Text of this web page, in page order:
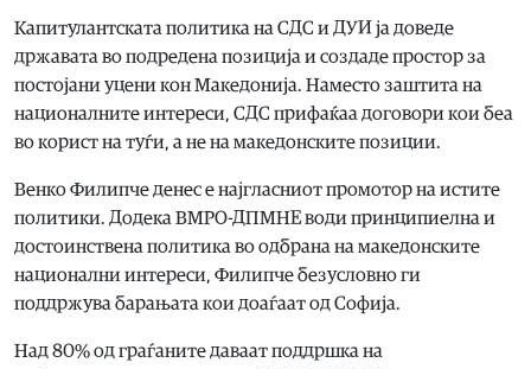
Капитулантската политика на СДС и ДУИ ја доведе
државата во подредена позиција и создаде простор за
постојани уцени кон Македонија. Наместо заштита на
националните интереси, СДС прифаќаа договори кои беа
во корист на туѓи, а не на македонските позиции.
Венко Филипче денес е најгласниот промотор на истите
политики. Додека ВМРО-ДПМНЕ води принципиелна и
достоинствена политика во одбрана на македонските
национални интереси, Филипче безусловно ги
поддржува барањата кои доаѓаат од Софија.
Над 80% од граѓаните даваат поддршка на